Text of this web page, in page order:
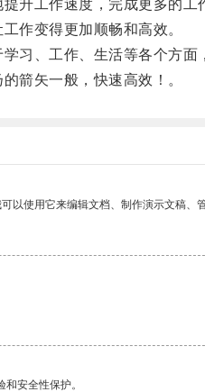
工作速度，完成更多的工
作变得更加顺畅和高效。
、工作、生活等各个方面
箭矢一般，快速高效！。
以使用它来编辑文档、制作演示文稿、
安全性保护。